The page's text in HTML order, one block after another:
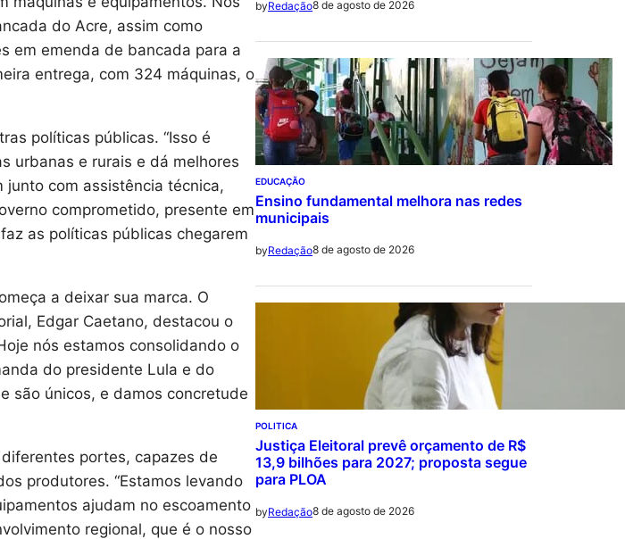
do Acre, assim como
em emenda de bancada para a
entrega, com 324 máquinas, o
políticas públicas. “Isso é
urbanas e rurais e dá melhores
junto com assistência técnica,
comprometido, presente em
as políticas públicas chegarem
a deixar sua marca. O
Edgar Caetano, destacou o
nós estamos consolidando o
do presidente Lula e do
são únicos, e damos concretude
portes, capazes de
produtores. “Estamos levando
ajudam no escoamento
regional, que é o nosso
byRedação8 de agosto de 2026
EDUCAÇÃO
Ensino fundamental melhora nas redes
municipais
byRedação8 de agosto de 2026
POLITICA
Justiça Eleitoral prevê orçamento de R$
13,9 bilhões para 2027; proposta segue
para PLOA
byRedação8 de agosto de 2026